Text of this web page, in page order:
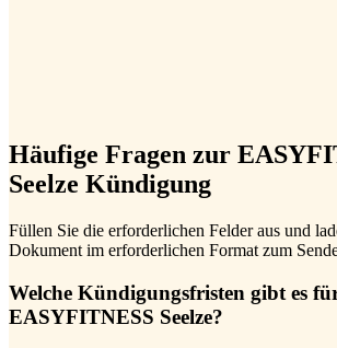
Häufige Fragen zur
Seelze Kündigung
Füllen Sie die erforderlichen Felder aus und
Dokument im erforderlichen Format zum
Welche Kündigungsfristen gibt es
EASYFITNESS Seelze?